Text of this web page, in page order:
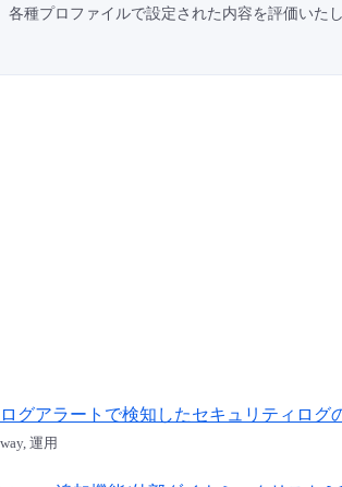
各種プロファイルで設定された内容を評価いた
グアラートで検知したセキュリティログ
運用